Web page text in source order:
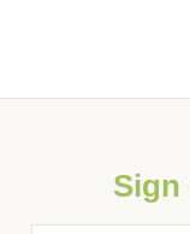
Sign